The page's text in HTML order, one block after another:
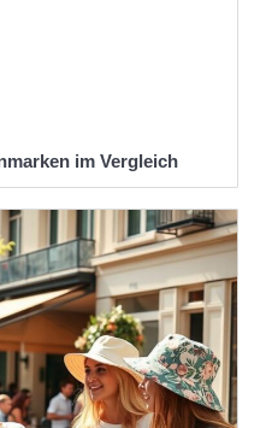
im Vergleich